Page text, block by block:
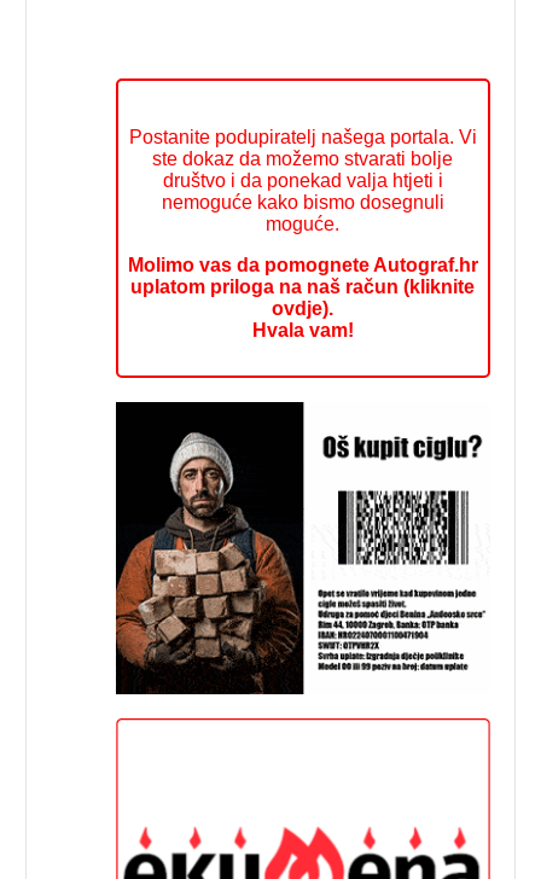
Postanite podupiratelj našega portala. Vi
ste dokaz da možemo stvarati bolje
društvo i da ponekad valja htjeti i
nemoguće kako bismo dosegnuli
moguće.
Molimo vas da pomognete Autograf.hr
uplatom priloga na naš račun (kliknite
ovdje).
Hvala vam!